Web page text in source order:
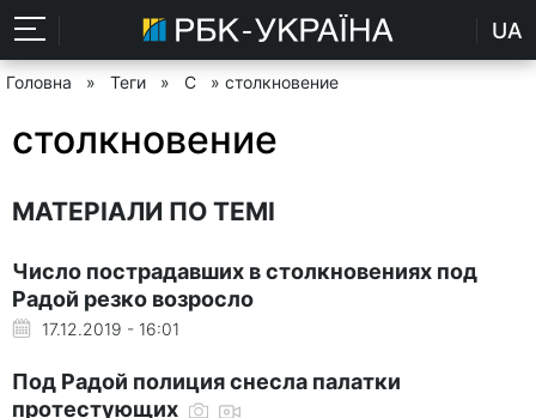
UA
Головна » Теги » С » столкновение
столкновение
МАТЕРІАЛИ ПО ТЕМІ
Число пострадавших в столкновениях под
Радой резко возросло
17.12.2019 - 16:01
Под Радой полиция снесла палатки
протестующих